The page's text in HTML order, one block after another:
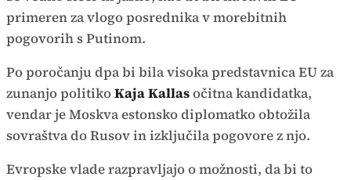
primeren za vlogo posrednika v morebitnih
pogovorih s Putinom.
Po poročanju dpa bi bila visoka predstavnica EU za
zunanjo politikoKaja Kallasočitna kandidatka,
vendar je Moskva estonsko diplomatko obtožila
sovraštva do Rusov in izključila pogovore z njo.
Evropske vlade razpravljajo o možnosti, da bi to